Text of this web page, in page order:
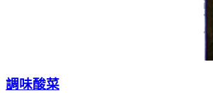
調味酸菜